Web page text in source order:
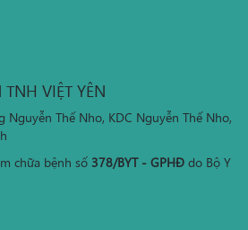
VIỆT YÊN
Thế Nho, KDC Nguyễn Thế Nho,
chữa bệnh số 378/BYT - GPHĐ do Bộ Y